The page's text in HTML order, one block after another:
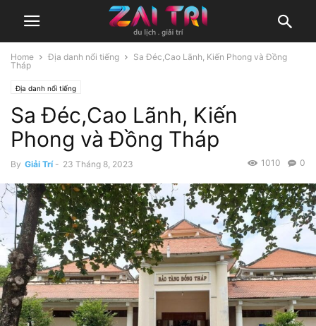
Home Địa danh nổi tiếng
Sa Đéc,Cao Lãnh, Kiến Phong và Đồng
Tháp
Địa danh nổi tiếng
Sa Đéc,Cao Lãnh, Kiến
Phong và Đồng Tháp
By Giải Trí - 23 Tháng 8, 2023 0
1010